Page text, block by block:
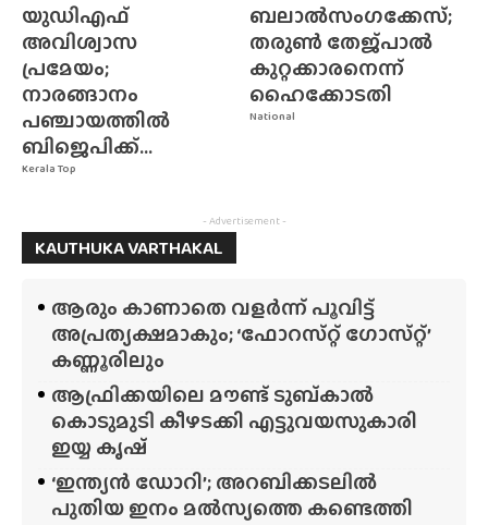
Kerala Top
യുഡിഎഫ്
അവിശ്വാസ
പ്രമേയം;
നാരങ്ങാനം
പഞ്ചായത്തിൽ
ബിജെപിക്ക്...
National
ബലാൽസംഗക്കേസ്;
തരുൺ തേജ്‌പാൽ
കുറ്റക്കാരനെന്ന്
ഹൈക്കോടതി
- Advertisement -
KAUTHUKA VARTHAKAL
ആരും കാണാതെ വളർന്ന് പൂവിട്ട്
അപ്രത്യക്ഷമാകും; ‘ഫോറസ്‌റ്റ്‌ ഗോസ്‌റ്റ്’
കണ്ണൂരിലും
ആഫ്രിക്കയിലെ മൗണ്ട് ടുബ്‌കാൽ
കൊടുമുടി കീഴടക്കി എട്ടുവയസുകാരി
ഇയ്യ കൃഷ്
‘ഇന്ത്യൻ ഡോറി’; അറബിക്കടലിൽ
പുതിയ ഇനം മൽസ്യത്തെ കണ്ടെത്തി